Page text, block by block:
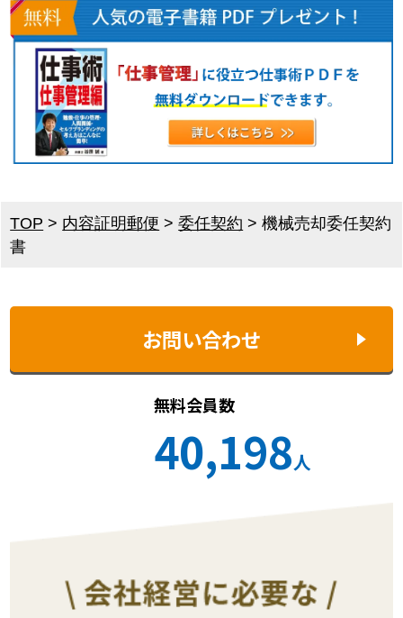
TOP > 内容証明郵便 >委任契約 >機械売却委任契約
書
お問い合わせ
無料会員数
40,198人